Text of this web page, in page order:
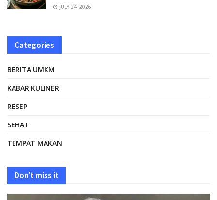
JULY 24, 2026
Categories
BERITA UMKM
KABAR KULINER
RESEP
SEHAT
TEMPAT MAKAN
Don't miss it